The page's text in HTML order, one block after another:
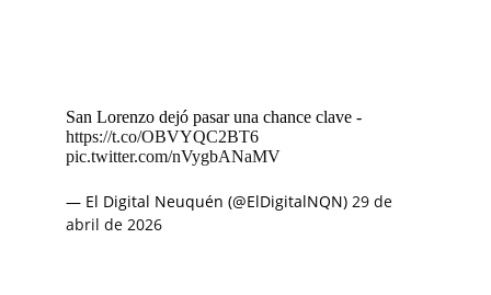
San Lorenzo dejó pasar una chance clave -
https://t.co/OBVYQC2BT6
pic.twitter.com/nVygbANaMV
— El Digital Neuquén (@ElDigitalNQN) 29 de
abril de 2026